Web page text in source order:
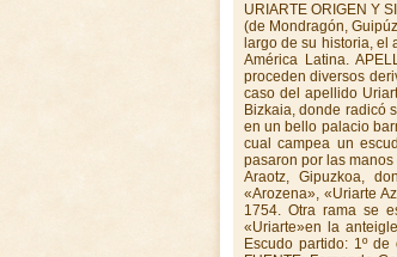
URIARTE ORIGEN Y
(de Mondragón,
largo de su historia,
América Latina.
proceden diversos
caso del apellido
Bizkaia, donde radicó
en un bello palacio
cual campea un
pasaron por las
Araotz, Gipuzkoa,
«Arozena», «Uriarte
1754. Otra rama se
«Uriarte»en la
Escudo partido: 1º